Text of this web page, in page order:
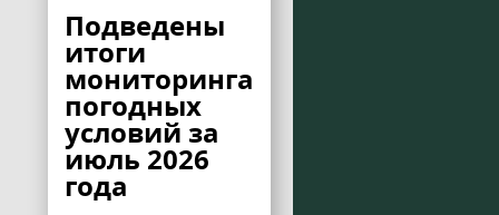
Подведены
итоги
мониторинга
погодных
условий за
июль 2026
года